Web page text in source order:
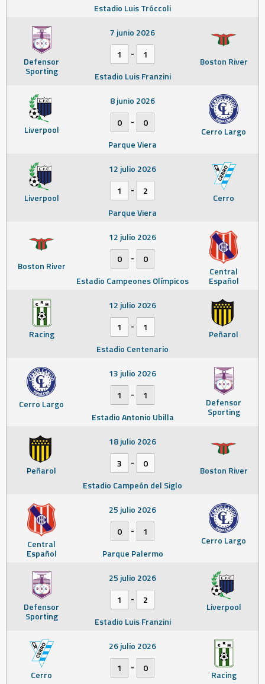
Estadio Luis Tróccoli
Defensor
Sporting
Boston River
7 junio 2026
1
-
1
Estadio Luis Franzini
Liverpool Cerro Largo
8 junio 2026
0
-
0
Parque Viera
Liverpool Cerro
12 julio 2026
1
-
2
Parque Viera
Boston River Central
Español
12 julio 2026
0
-
0
Estadio Campeones Olímpicos
Racing Peñarol
12 julio 2026
1
-
1
Estadio Centenario
Cerro Largo Defensor
Sporting
13 julio 2026
1
-
1
Estadio Antonio Ubilla
Peñarol Boston River
18 julio 2026
3
-
0
Estadio Campeón del Siglo
Central
Español
Cerro Largo
25 julio 2026
0
-
1
Parque Palermo
Defensor
Sporting
Liverpool
25 julio 2026
1
-
2
Estadio Luis Franzini
Cerro Racing
26 julio 2026
1
-
0